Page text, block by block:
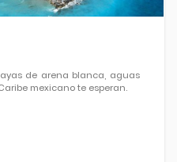
de arena blanca, aguas
mexicano te esperan.